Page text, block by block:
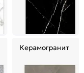
Керамогранит